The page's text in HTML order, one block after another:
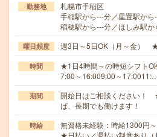
勤務地
札幌市手稲区
手稲駅から---分／星置駅か
稲穂駅から---分／ほしみ駅か
曜日頻度 週3日～5日OK（月～金）
時間
★1日4時間～の時短シフト
7:00～16:009:00～
期間
開始日はご相談ください
ば、長期でも働けます！
時給
無資格未経験：時給1300
★日払い／週払い制度あり（